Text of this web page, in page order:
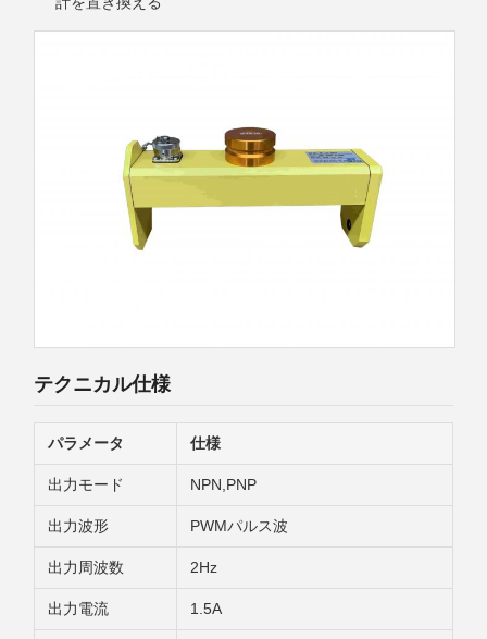
テクニカル仕様
パラメータ 仕様
出力モード NPN,PNP
出力波形 PWMパルス波
出力周波数 2Hz
出力電流 1.5A